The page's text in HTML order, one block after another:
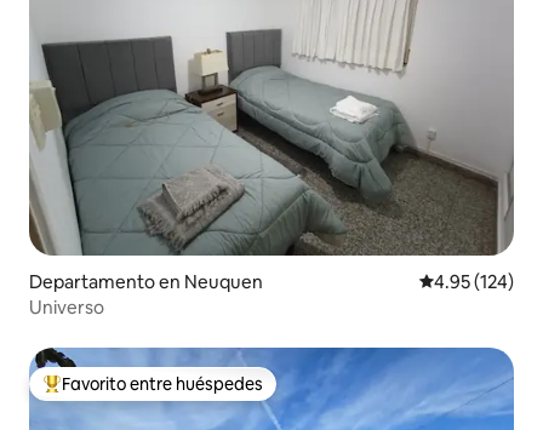
Departamento en Neuquen Calificación
4.95 (124)
Universo
De los mejores en Favorito entre huéspedes
Favorito entre huéspedes